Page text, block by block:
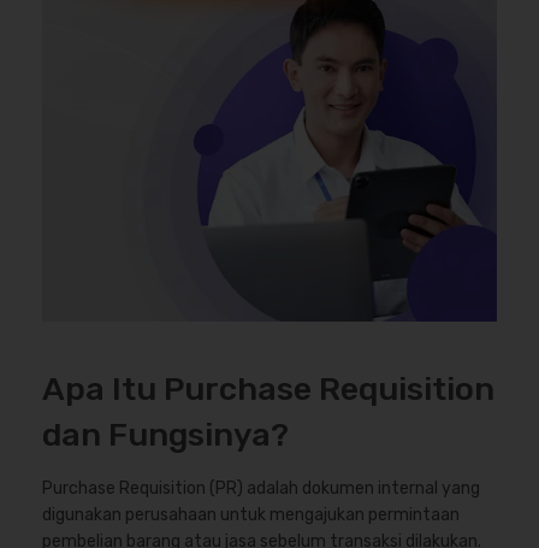
Apa Itu Purchase Requisition
dan Fungsinya?
Purchase Requisition (PR) adalah dokumen internal yang
digunakan perusahaan untuk mengajukan permintaan
pembelian barang atau jasa sebelum transaksi dilakukan.